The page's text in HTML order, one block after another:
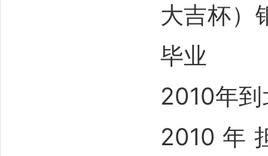
大吉杯）
毕业
2010年
2010年